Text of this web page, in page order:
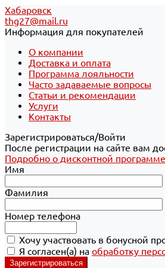
Хабаровск
thg27@mail.ru
Информация для покупателей
О компании
Доставка и оплата
Программа лояльности
Часто задаваемые вопросы
Статьи и рекомендации
Услуги
Контакты
Зарегистрироваться/Войти
После регистрации на сайте вам
Подробно о дисконтной программе
Имя
Фамилия
Номер телефона
Хочу участвовать в бонусной
Я согласен(а) на обработку